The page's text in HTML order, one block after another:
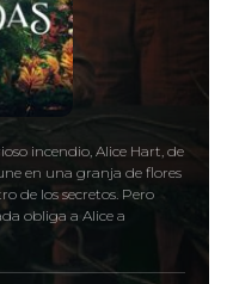
incendio, Alice Hart, de
en una granja de flores
de los secretos. Pero
obliga a Alice a